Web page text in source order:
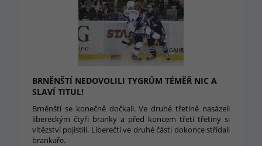
BRNĚNŠTÍ NEDOVOLILI TYGRŮM TÉMĚŘ NIC A
SLAVÍ TITUL!
Brněnští se konečně dočkali. Ve druhé třetině nasázeli
libereckým čtyři branky a před koncem třetí třetiny si
vítězství pojistili. Liberečtí ve druhé části dokonce střídali
brankaře.